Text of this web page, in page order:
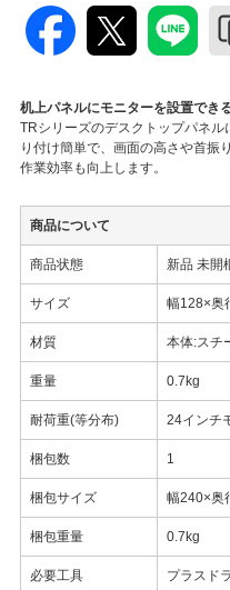
机上パネルにモニターを設置でき
TRシリーズのデスクトップパネ
り付け簡単で、画面の高さや首振
作業効率も向上します。
商品について
商品状態 新品 未開
サイズ 幅128×奥
材質 本体:スチ
重量 0.7kg
耐荷重(等分布) 24インチ
梱包数 1
梱包サイズ 幅240×奥
梱包重量 0.7kg
必要工具 プラスド